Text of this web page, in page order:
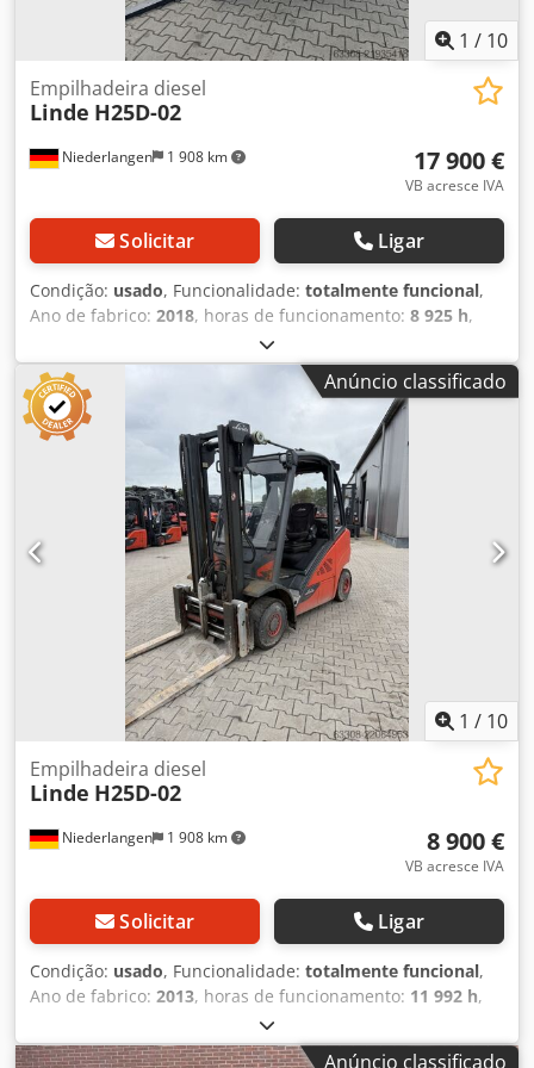
1 / 10
Niederlangen 1 908 km
Empilhadeira diesel
Linde H25D-02
17 900 €
VB acresce IVA
Solicitar Ligar
Condição: usado, Funcionalidade: totalmente funcional,
Ano de fabrico: 2018, horas de funcionamento: 8 925 h,
2 500 kg, altura de elevação:
mm, tipo de combustível:diesel, tipo de mastro:duplex,
comprimento do garfo:
, tipo de transmissão:
Diesel , Empilhador a diesel Centro de gravidade da carga:
500 Cedpfx Aoy Sql Isblsha Tipo de mastro: Duplex Estado:
Pronto para uso e totalmente funcional Estado técnico:
bom Pneus dianteiros, tipo: Poliuretano Pneus traseiros,
tipo: Superelástico Deslizador lateral, dispositivo de ajuste
dos garfos, 3.ª válvula, 4.ª válvula, farol de trabalho
traseiro, farol de trabalho dianteiro, aquecimento, cabine
completa, ar condicionado, espelho interior, luz rotativa,
Sistema de almofada de nitrogênio, estofamento de tecido,
porta-documentos, luz de segurança traseira (Blue Spot),
proteção contra poeira, pedal duplo.
Anúncio classificado
1 / 10
Niederlangen 1 908 km
Empilhadeira diesel
Linde H25D-02
8 900 €
VB acresce IVA
Solicitar Ligar
Condição: usado, Funcionalidade: totalmente funcional,
Ano de fabrico: 2013, horas de funcionamento: 11 992 h,
2 500 kg, altura de elevação:
mm, elevação livre:150 mm, tipo de combustível:diesel,
Anúncio classificado